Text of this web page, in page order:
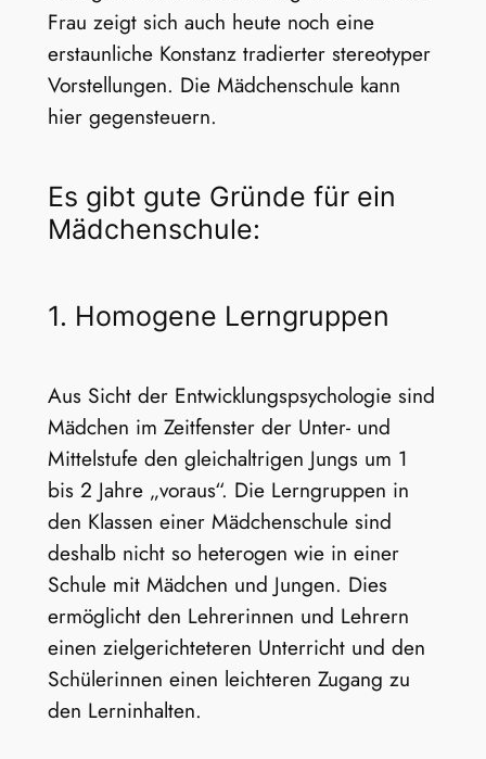
Frau zeigt sich auch heute noch eine
erstaunliche Konstanz tradierter stereotyper
Vorstellungen. Die Mädchenschule kann
hier gegensteuern.
Es gibt gute Gründe für ein
Mädchenschule:
1. Homogene Lerngruppen
Aus Sicht der Entwicklungspsychologie sind
Mädchen im Zeitfenster der Unter- und
Mittelstufe den gleichaltrigen Jungs um 1
bis 2 Jahre „voraus“. Die Lerngruppen in
den Klassen einer Mädchenschule sind
deshalb nicht so heterogen wie in einer
Schule mit Mädchen und Jungen. Dies
ermöglicht den Lehrerinnen und Lehrern
einen zielgerichteteren Unterricht und den
Schülerinnen einen leichteren Zugang zu
den Lerninhalten.